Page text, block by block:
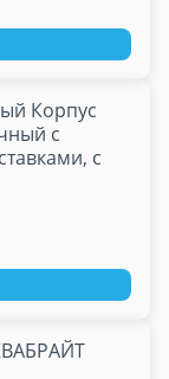
Корпус
с
с
1",